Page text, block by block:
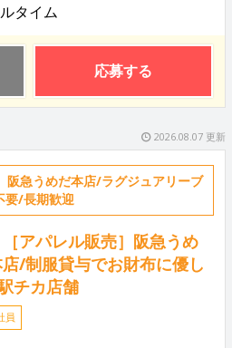
タイム
応募する
2026.08.07 更新
阪急うめだ本店/ラグジュアリーブ
要/長期歓迎
［アパレル販売］阪急うめ
/制服貸与でお財布に優し
チカ店舗
員